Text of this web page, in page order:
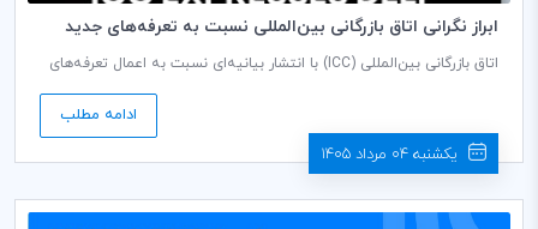
ابراز نگرانی اتاق بازرگانی بین‌المللی نسبت به تعرفه‌های جدید
اتاق بازرگانی بین‌المللی (ICC) با انتشار بیانیه‌ای نسبت به اعمال تعرفه‌های
متحده ابراز نگرانی کرد و هشدار داد که این اقدام، علاوه بر تأثیر بر تجارت
مشروع، می‌تواند موجب افزایش عدم‌اطمینان در زنجیره‌های تأمین جهانی و
تحمیل هزینه‌های مضاعف به کسب ‌وکارها شود.
ادامه مطلب
یکشنبه 04 مرداد 1405